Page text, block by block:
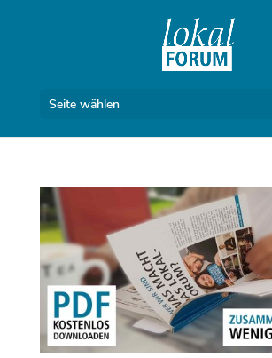
Seite wählen